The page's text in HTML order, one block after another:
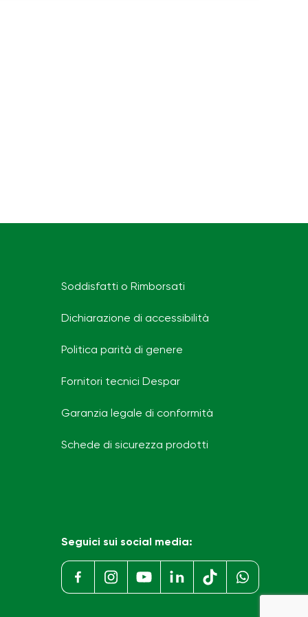
Soddisfatti o Rimborsati
Dichiarazione di accessibilità
Politica parità di genere
Fornitori tecnici Despar
Garanzia legale di conformità
Schede di sicurezza prodotti
Seguici sui social media: